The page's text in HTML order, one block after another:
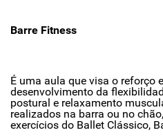
Barre Fitness
É uma aula que visa o reforço
desenvolvimento da
postural e relaxamento
realizados na barra ou no
exercícios do Ballet Clássico,